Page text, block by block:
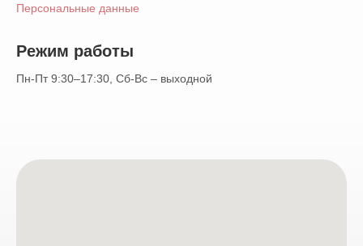
Персональные данные
Режим работы
Пн-Пт 9:30–17:30, Сб-Вс – выходной